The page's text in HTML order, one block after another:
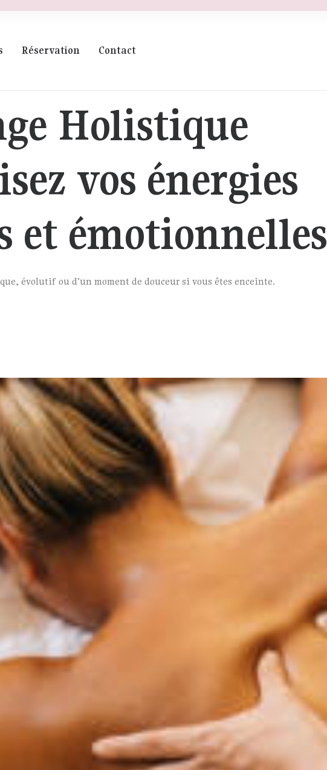
Réservation Contact
Holistique
vos énergies
et émotionnelles
évolutif ou d’un moment de douceur si vous êtes enceinte.